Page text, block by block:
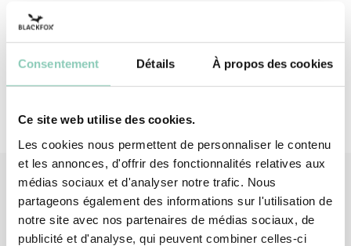
Consentement Détails À propos des cookies
Ce site web utilise des cookies.
Les cookies nous permettent de personnaliser le contenu
et les annonces, d'offrir des fonctionnalités relatives aux
médias sociaux et d'analyser notre trafic. Nous
partageons également des informations sur l'utilisation de
notre site avec nos partenaires de médias sociaux, de
publicité et d'analyse, qui peuvent combiner celles-ci
Semelle intérieure
Produits associés